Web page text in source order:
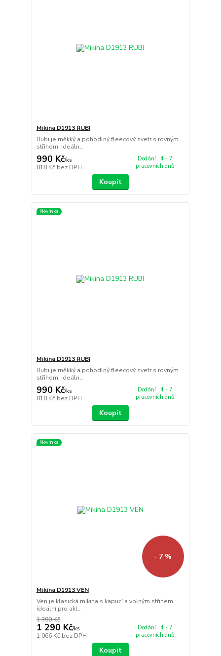
Mikina D1913 RUBI
Rubi je měkký a pohodlný fleecový svetr s rovným
střihem, ideáln...
990 Kč/ks
818 Kč bez DPH
Dodání : 4 - 7
pracovních dnů
Koupit
Novinka
Mikina D1913 RUBI
Rubi je měkký a pohodlný fleecový svetr s rovným
střihem, ideáln...
990 Kč/ks
818 Kč bez DPH
Dodání : 4 - 7
pracovních dnů
Koupit
Novinka
- 7 %
Mikina D1913 VEN
Ven je klasická mikina s kapucí a volným střihem,
ideální pro akt...
1 390 Kč
1 290 Kč/ks
1 066 Kč bez DPH
Dodání : 4 - 7
pracovních dnů
Koupit